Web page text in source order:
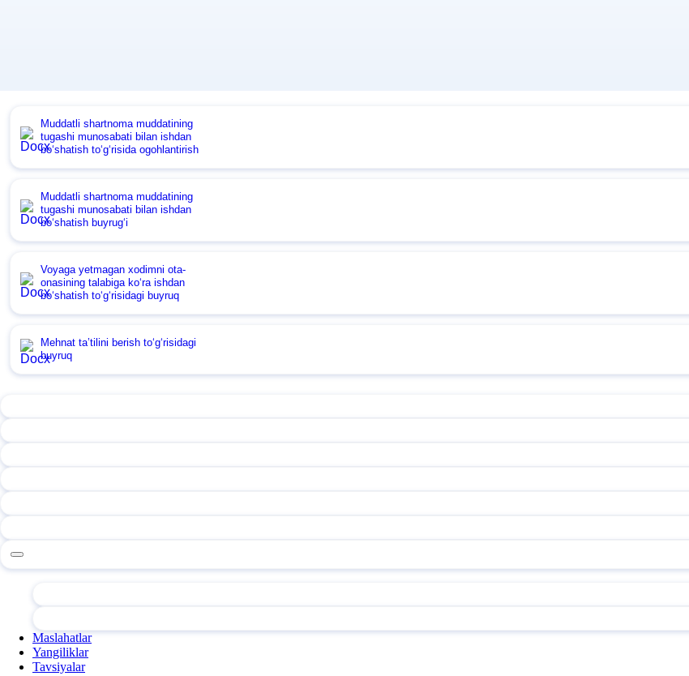
Muddatli shartnoma muddatining
tugashi munosabati bilan ishdan
boʻshatish toʻgʻrisida ogohlantirish
Muddatli shartnoma muddatining
tugashi munosabati bilan ishdan
boʻshatish buyrugʻi
Voyaga yetmagan хodimni ota-
onasining talabiga koʻra ishdan
boʻshatish toʻgʻrisidagi buyruq
Mehnat ta’tilini berish toʻgʻrisidagi
buyruq
Maslahatlar
Yangiliklar
Tavsiyalar